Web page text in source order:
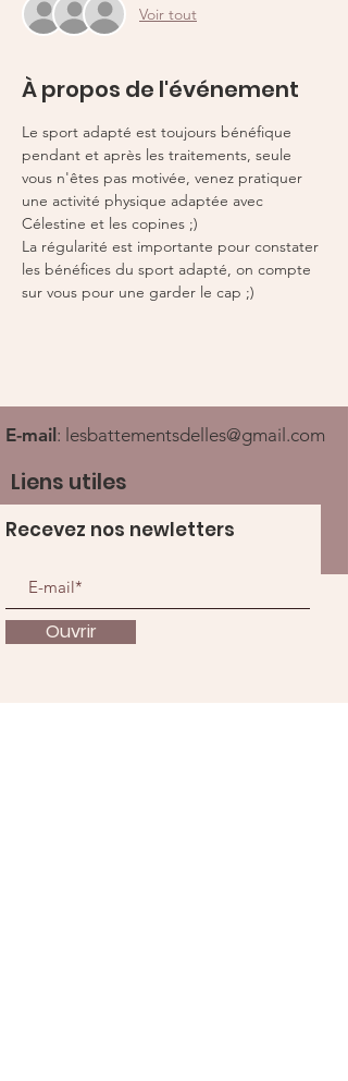
Voir tout
À propos de l'événement
Le sport adapté est toujours bénéfique
pendant et après les traitements, seule
vous n'êtes pas motivée, venez pratiquer
une activité physique adaptée avec
Célestine et les copines ;)
La régularité est importante pour constater
les bénéfices du sport adapté, on compte
sur vous pour une garder le cap ;)
E-mail : lesbattementsdelles@gmail.com
Liens utiles
Recevez nos newletters
Ouvrir